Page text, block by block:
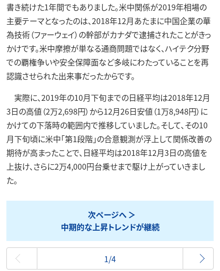
書き続けた1年間でもありました。米中関係が2019年相場の
主要テーマとなったのは、2018年12月あたまに中国企業の華
為技術（ファーウェイ）の幹部がカナダで逮捕されたことがきっ
かけです。米中摩擦が単なる通商問題ではなく、ハイテク分野
での覇権争いや安全保障面など多岐にわたっていることを再
認識させられた出来事だったからです。
実際に、2019年の10月下旬までの日経平均は2018年12月
3日の高値（2万2,698円）から12月26日安値（1万8,948円）に
かけての下落時の範囲内で推移していました。そして、その10
月下旬頃に米中「第1段階」の合意観測が浮上して関係改善の
期待が高まったことで、日経平均は2018年12月3日の高値を
上抜け、さらに2万4,000円台乗せまで駆け上がっていきまし
た。
次ページへ
中期的な上昇トレンドが継続
最初
1/4